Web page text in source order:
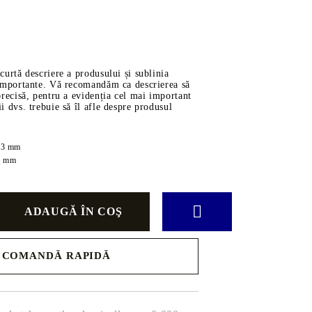
Transmisie
descriere a produsului și sublinia
Vă recomandăm ca descrierea să
pentru a evidenția cel mai important
dvs. trebuie să îl afle despre produsul
mm
mm
COMANDĂ RAPIDĂ